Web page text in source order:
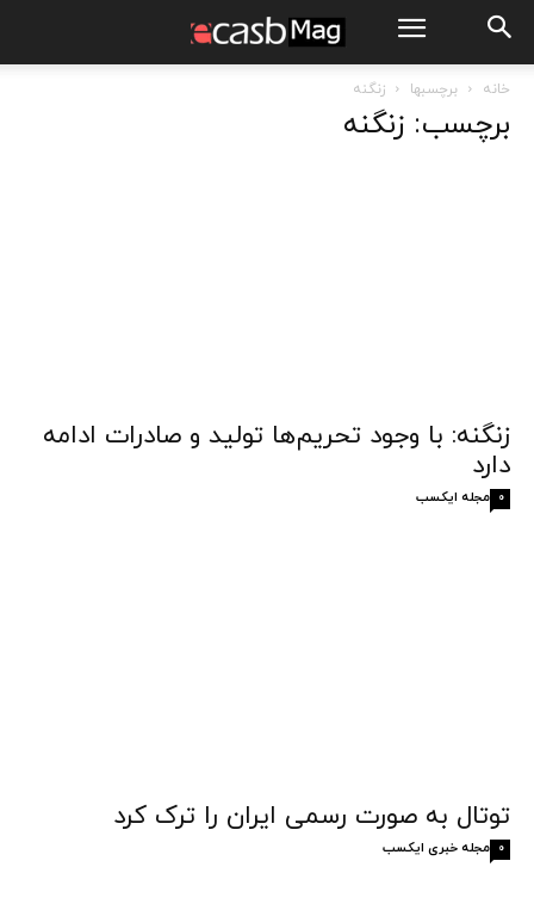
خانه برچسبها زنگنه
برچسب: زنگنه
زنگنه: با وجود تحریم‌ها تولید و صادرات ادامه
دارد
مجله ایکسب 0
توتال به صورت رسمی ایران را ترک کرد
مجله خبری ایکسب 0